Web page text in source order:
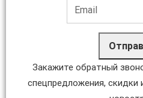
Закажите обратный
спецпредложения, скидки